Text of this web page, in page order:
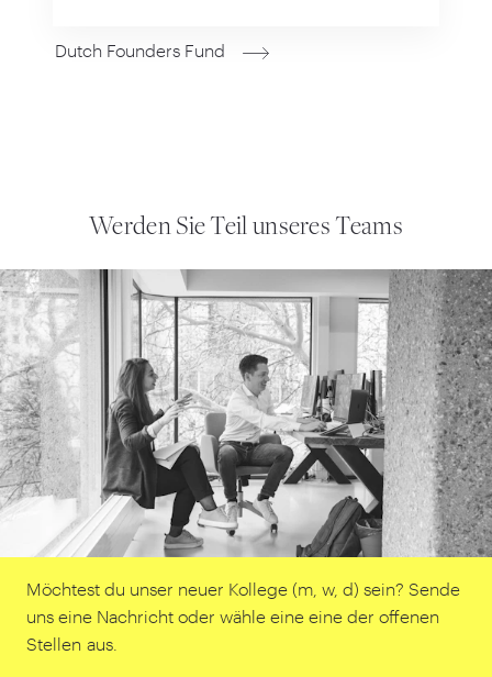
Dutch Founders Fund
Werden Sie Teil unseres Teams
Möchtest du unser neuer Kollege (m, w, d) sein? Sende
uns eine Nachricht oder wähle eine eine der offenen
Stellen aus.